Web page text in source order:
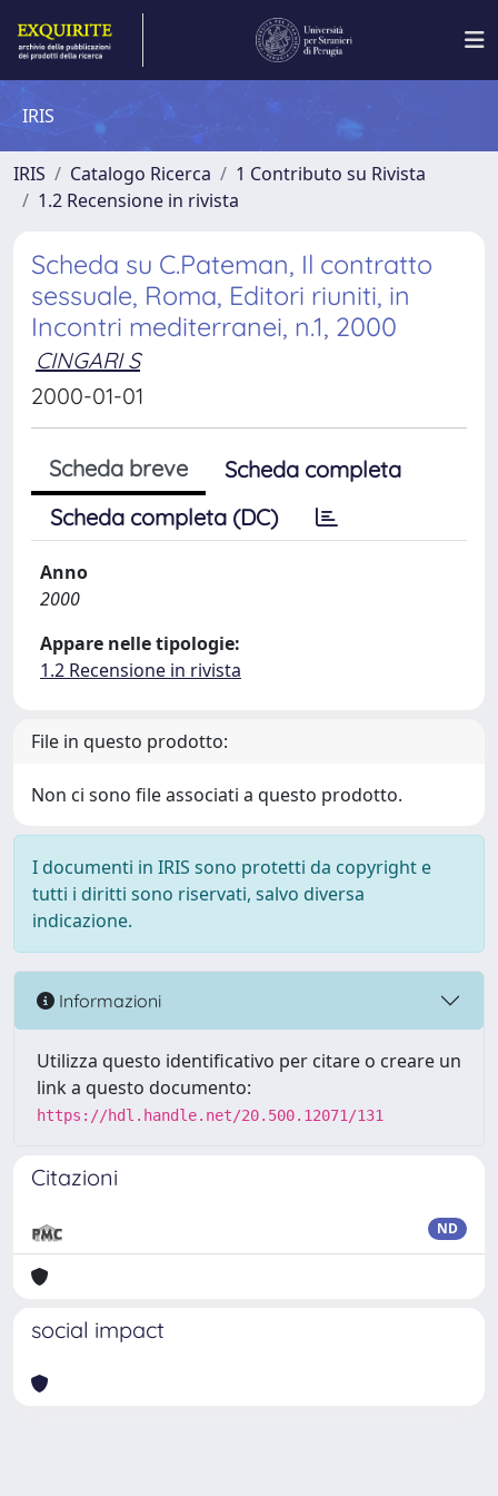
IRIS
IRIS Catalogo Ricerca
1 Contributo su Rivista
1.2 Recensione in rivista
Scheda su C.Pateman, Il contratto
sessuale, Roma, Editori riuniti, in
Incontri mediterranei, n.1, 2000
CINGARI S
2000-01-01
Scheda breve
Scheda completa
Scheda completa (DC)
Anno
2000
Appare nelle tipologie:
1.2 Recensione in rivista
File in questo prodotto:
Non ci sono file associati a questo prodotto.
I documenti in IRIS sono protetti da copyright e
tutti i diritti sono riservati, salvo diversa
indicazione.
Informazioni
Utilizza questo identificativo per citare o creare un
link a questo documento:
https://hdl.handle.net/20.500.12071/131
Citazioni
ND
social impact